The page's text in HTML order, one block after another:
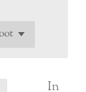
In